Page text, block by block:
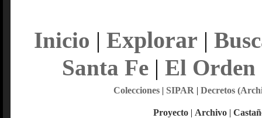
Inicio | Explorar |
Santa Fe| El Orden
Colecciones| SIPAR | Decretos
Proyecto | Archivo |